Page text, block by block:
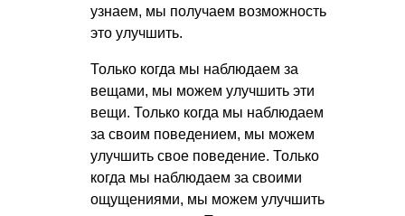
узнаем, мы получаем возможность
это улучшить.
Только когда мы наблюдаем за
вещами, мы можем улучшить эти
вещи. Только когда мы наблюдаем
за своим поведением, мы можем
улучшить свое поведение. Только
когда мы наблюдаем за своими
ощущениями, мы можем улучшить